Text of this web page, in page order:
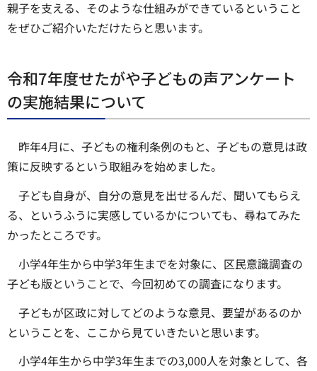
親子を支える、そのような仕組みができているということ
をぜひご紹介いただけたらと思います。
令和7年度せたがや子どもの声アンケート
の実施結果について
昨年4月に、子どもの権利条例のもと、子どもの意見は政
策に反映するという取組みを始めました。
子ども自身が、自分の意見を出せるんだ、聞いてもらえ
る、というふうに実感しているかについても、尋ねてみた
かったところです。
小学4年生から中学3年生までを対象に、区民意識調査の
子ども版ということで、今回初めての調査になります。
子どもが区政に対してどのような意見、要望があるのか
ということを、ここから見ていきたいと思います。
小学4年生から中学3年生までの3,000人を対象として、各